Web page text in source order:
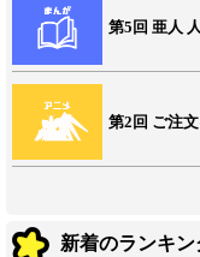
第5回 亜人
第2回 ご注
新着のランキン